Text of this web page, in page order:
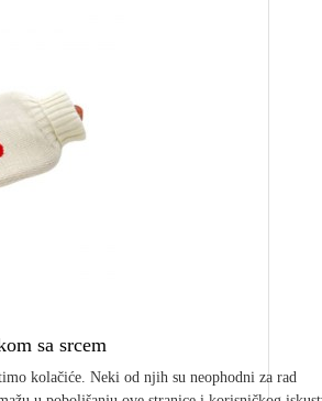
sa srcem
kolačiće. Neki od njih su neophodni za rad